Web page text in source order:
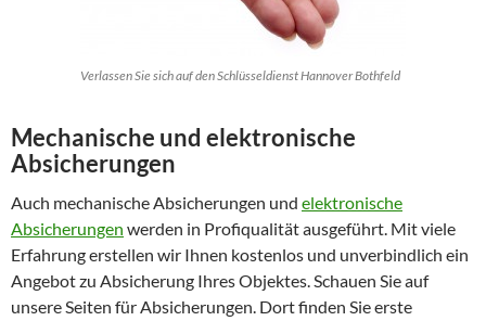
Verlassen Sie sich auf den Schlüsseldienst Hannover Bothfeld
Mechanische und elektronische
Absicherungen
Auch mechanische Absicherungen und elektronische
Absicherungen werden in Profiqualität ausgeführt. Mit viele
Erfahrung erstellen wir Ihnen kostenlos und unverbindlich ein
Angebot zu Absicherung Ihres Objektes. Schauen Sie auf
unsere Seiten für Absicherungen. Dort finden Sie erste